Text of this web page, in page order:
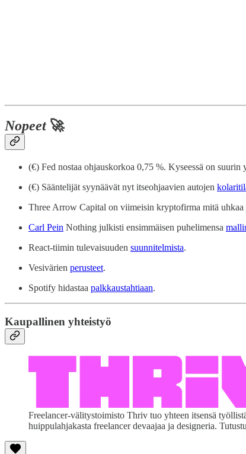
Nopeet🚀
(€) Fed nostaa ohjauskorkoa 0,75 %. Kyseessä on
(€) Sääntelijät syynäävät nyt itseohjaavien autojen
Three Arrow Capital on viimeisin kryptofirma mitä uhkaa
Carl Pein Nothing julkisti ensimmäisen puhelimensa
React-tiimin tulevaisuuden suunnitelmista.
Vesivärien perusteet.
Spotify hidastaa palkkaustahtiaan.
Kaupallinen yhteistyö
Freelancer-välitystoimisto Thriv tuo yhteen itsensä
huippulahjakasta freelancer devaajaa ja designeria.